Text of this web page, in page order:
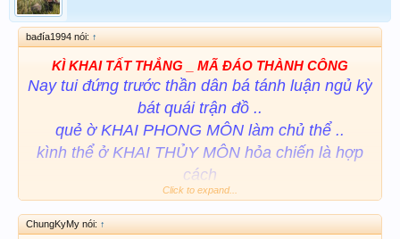
bađía1994 nói: ↑
KÌ KHAI TẤT THẮNG _ MÃ ĐÁO THÀNH CÔNG
Nay tui đứng trước thần dân bá tánh luận ngủ kỳ
bát quái trận đồ ..
quẻ ờ KHAI PHONG MÔN làm chủ thể ..
kình thể ở KHAI THỦY MÔN hỏa chiến là hợp
cách
và còn rất nhiều pp vi diệu...
TUI 3 ĐÍA THÌ GIỎI
Click to expand...
ChungKyMy nói: ↑